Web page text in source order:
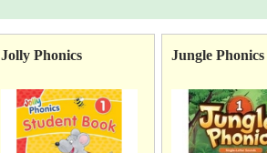
Jolly Phonics Jungle Phonics